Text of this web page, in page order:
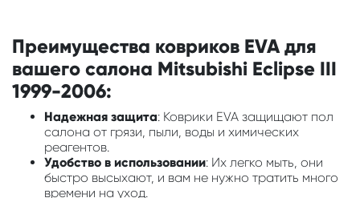
Преимущества ковриков EVA для
вашего салона Mitsubishi Eclipse III
1999-2006:
Надежная защита: Коврики EVA защищают пол
салона от грязи, пыли, воды и химических
реагентов.
Удобство в использовании: Их легко мыть, они
быстро высыхают, и вам не нужно тратить много
времени на уход.